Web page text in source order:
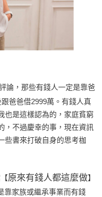
論，那些有錢人一定是靠爸
爸爸借2999萬。有錢人真
也是這樣認為的，家庭貧窮
，不過慶幸的事，現在資訊
些書來打破自身的思考枷
原來有錢人都這麼做】
靠家族或繼承事業而有錢